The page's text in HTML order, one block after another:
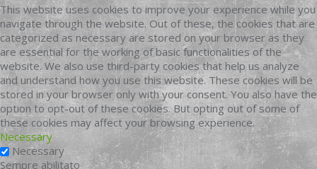
This website uses cookies to improve your experience while you
navigate through the website. Out of these, the cookies that are
categorized as necessary are stored on your browser as they
are essential for the working of basic functionalities of the
website. We also use third-party cookies that help us analyze
and understand how you use this website. These cookies will be
stored in your browser only with your consent. You also have the
option to opt-out of these cookies. But opting out of some of
these cookies may affect your browsing experience.
Necessary
Necessary
Sempre abilitato